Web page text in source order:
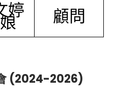
婷 顧問
(2024-2026)